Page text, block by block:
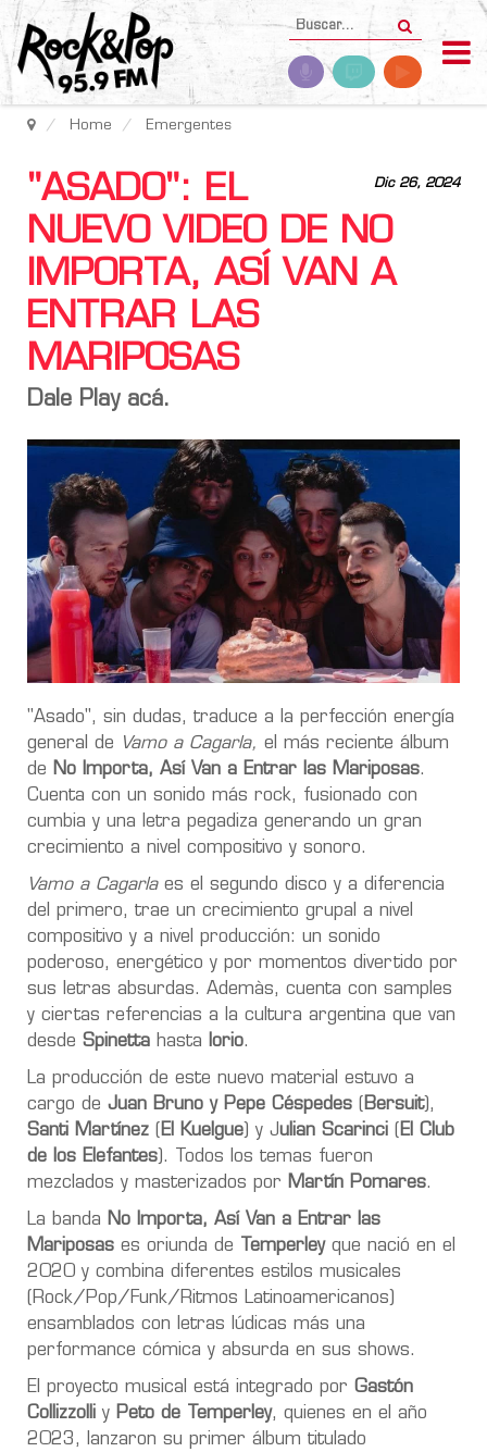
Home Emergentes
Dic 26, 2024
"ASADO": EL
NUEVO VIDEO DE NO
IMPORTA, ASÍ VAN A
ENTRAR LAS
MARIPOSAS
Dale Play acá.
"Asado", sin dudas, traduce a la perfección energía
general de
Vamo a Cagarla, el más reciente álbum
de
No Importa, Así Van a Entrar las Mariposas.
Cuenta con un sonido más rock, fusionado con
cumbia y una letra pegadiza generando un gran
crecimiento a nivel compositivo y sonoro.
Vamo a Cagarlaes el segundo disco y a diferencia
del primero, trae un crecimiento grupal a nivel
compositivo y a nivel producción: un sonido
poderoso, energético y por momentos divertido por
sus letras absurdas. Ademàs, cuenta con samples
y ciertas referencias a la cultura argentina que van
desde Spinetta hasta Iorio.
La producción de este nuevo material estuvo a
cargo de Juan Bruno y Pepe Céspedes Bersuit),
Santi Martínez
El Kuelgue ) y Julian Scarinci
El Club
de los Elefantes ). Todos los temas fueron
mezclados y masterizados por Martín Pomares.
La banda No Importa, Así Van a Entrar las
Mariposas es oriunda de Temperleyque nació en el
2020 y combina diferentes estilos musicales
(Rock/Pop/Funk/Ritmos Latinoamericanos)
ensamblados con letras lúdicas más una
performance cómica y absurda en sus shows.
El proyecto musical está integrado por Gastón
Collizzolli y Peto de Temperley, quienes en el año
2023, lanzaron su primer álbum titulado